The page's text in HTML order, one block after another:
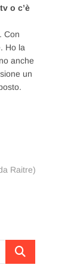
o c’è
Con
Ho la
anche
un
Raitre)
Cerca